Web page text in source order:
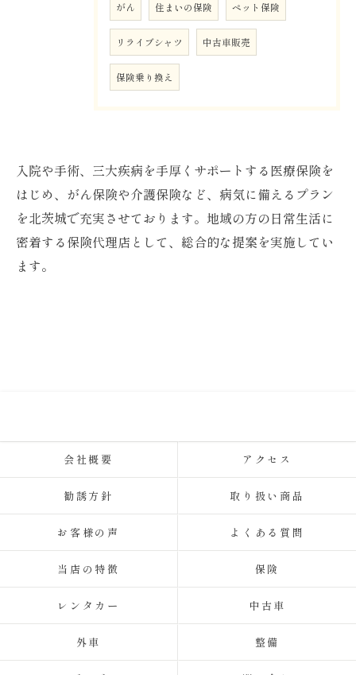
がん 住まいの保険 ペット保険
リライブシャツ 中古車販売
保険乗り換え
入院や手術、三大疾病を手厚くサポートする医療保険を
はじめ、がん保険や介護保険など、病気に備えるプラン
を北茨城で充実させております。地域の方の日常生活に
密着する保険代理店として、総合的な提案を実施してい
ます。
会社概要 アクセス
勧誘方針 取り扱い商品
お客様の声 よくある質問
当店の特徴 保険
レンタカー 中古車
外車 整備